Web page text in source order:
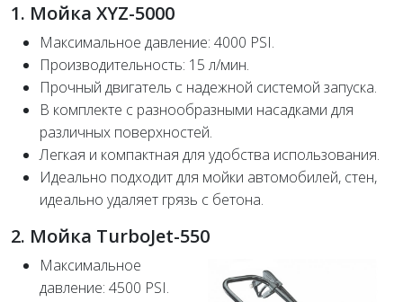
1. Мойка XYZ-5000
Максимальное давление: 4000 PSI.
Производительность: 15 л/мин.
Прочный двигатель с надежной системой запуска.
В комплекте с разнообразными насадками для
различных поверхностей.
Легкая и компактная для удобства использования.
Идеально подходит для мойки автомобилей, стен,
идеально удаляет грязь с бетона.
2. Мойка TurboJet-550
Максимальное
давление: 4500 PSI.